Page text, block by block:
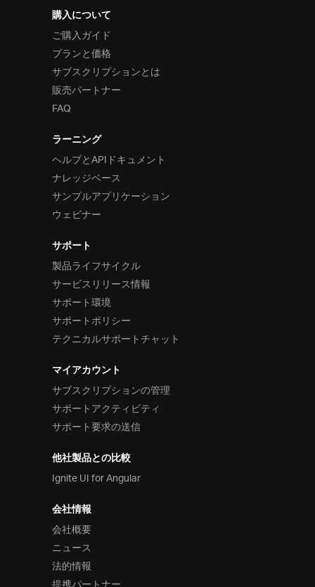
購入について
ご購入ガイド
プランと価格
サブスクリプションとは
販売パートナー
FAQ
ラーニング
ヘルプとAPIドキュメント
ナレッジベース
サンプルアプリケーション
ウェビナー
サポート
製品ライフサイクル
サービスリリース情報
サポート環境
サポートポリシー
テクニカルサポートチャット
マイアカウント
サブスクリプションの管理
サポートアクティビティ
サポート要求の送信
他社製品との比較
Ignite UI for Angular
会社情報
会社概要
ニュース
法的情報